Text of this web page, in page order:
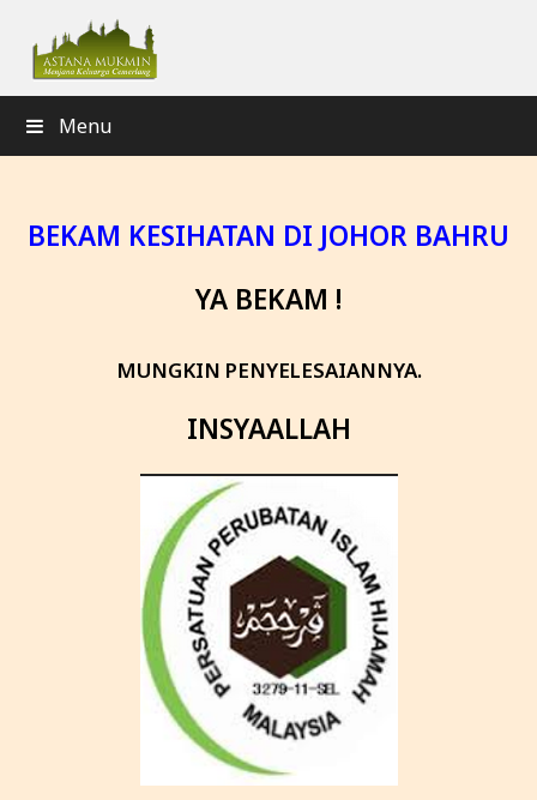
Menu
BEKAM KESIHATAN DI JOHOR BAHRU
YA BEKAM !
MUNGKIN PENYELESAIANNYA.
INSYAALLAH